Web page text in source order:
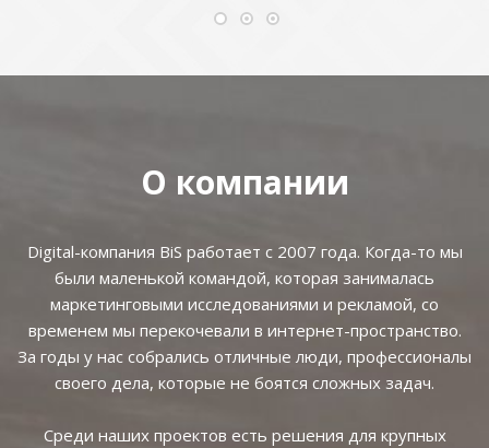
О компании
Digital-компания BiS работает с 2007 года. Когда-то мы
были маленькой командой, которая занималась
маркетинговыми исследованиями и рекламой, со
временем мы перекочевали в интернет-пространство.
За годы у нас собрались отличные люди, профессионалы
своего дела, которые не боятся сложных задач.
Среди наших проектов есть решения для крупных